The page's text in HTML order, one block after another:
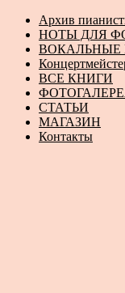
Архив
НОТЫ ДЛЯ
ВОКАЛЬНЫЕ
ВСЕ КНИГИ
СТАТЬИ
МАГАЗИН
Контакты